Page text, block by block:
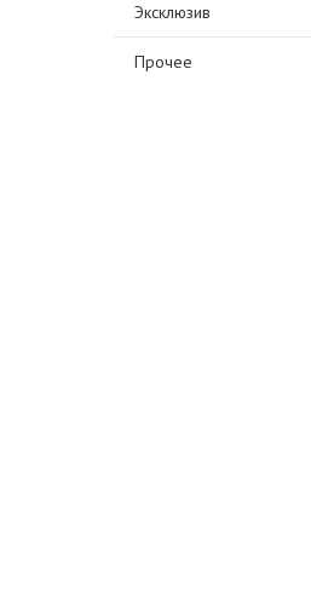
Эксклюзив
Прочее